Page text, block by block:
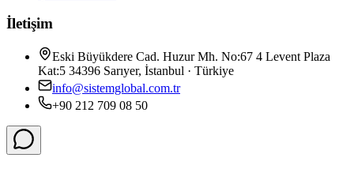
İletişim
Eski Büyükdere Cad. Huzur Mh. No:67 4 Levent Plaza
Kat:5 34396 Sarıyer, İstanbul · Türkiye
info@sistemglobal.com.tr
+90 212 709 08 50